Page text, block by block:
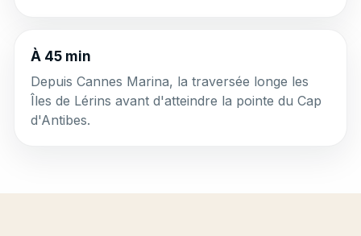
À 45 min
Depuis Cannes Marina, la traversée longe les
Îles de Lérins avant d'atteindre la pointe du Cap
d'Antibes.